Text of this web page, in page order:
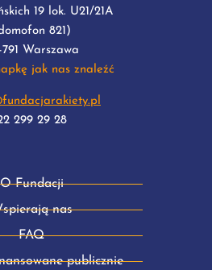
19 lok. U21/21A
821)
Warszawa
jak nas znaleźć
299 29 28
O Fundacji
nas
FAQ
publicznie